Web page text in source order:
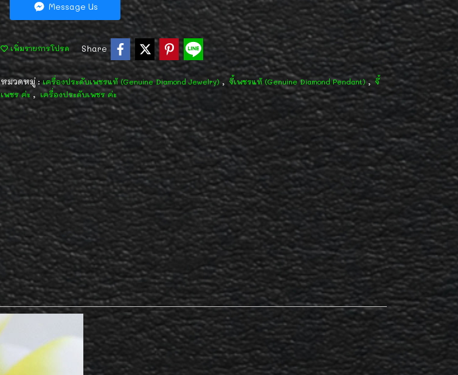
Message Us
เพิ่มรายการโปรด Share
หมวดหมู่ :เครื่องประดับเพชรแท้ (Genuine Diamond Jewelry) , จี้เพชรแท้ (Genuine Diamond Pendant), จี้
เพชร ค่ะ , เครื่องประดับเพชร ค่ะ